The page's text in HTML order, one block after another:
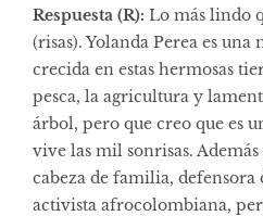
Respuesta (R): Lo más lindo
(risas). Yolanda Perea es una
crecida en estas hermosas
pesca, la agricultura y
árbol, pero que creo que es
vive las mil sonrisas.
cabeza de familia, defensora
activista afrocolombiana,